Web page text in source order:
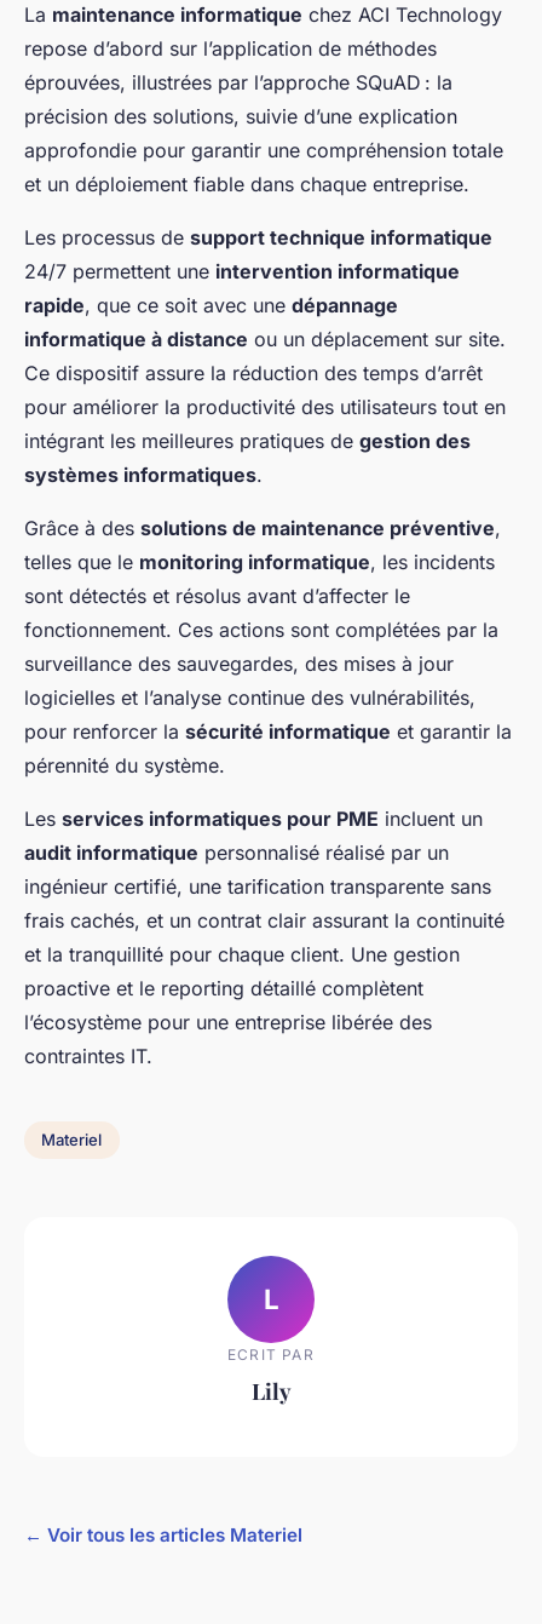
La maintenance informatique chez ACI Technology
repose d’abord sur l’application de méthodes
éprouvées, illustrées par l’approche SQuAD : la
précision des solutions, suivie d’une explication
approfondie pour garantir une compréhension totale
et un déploiement fiable dans chaque entreprise.
Les processus de support technique informatique
24/7 permettent une intervention informatique
rapide, que ce soit avec une dépannage
informatique à distance ou un déplacement sur site.
Ce dispositif assure la réduction des temps d’arrêt
pour améliorer la productivité des utilisateurs tout en
intégrant les meilleures pratiques de gestion des
systèmes informatiques.
Grâce à des solutions de maintenance préventive,
telles que le monitoring informatique, les incidents
sont détectés et résolus avant d’affecter le
fonctionnement. Ces actions sont complétées par la
surveillance des sauvegardes, des mises à jour
logicielles et l’analyse continue des vulnérabilités,
pour renforcer la sécurité informatique et garantir la
pérennité du système.
Les services informatiques pour PME incluent un
audit informatique personnalisé réalisé par un
ingénieur certifié, une tarification transparente sans
frais cachés, et un contrat clair assurant la continuité
et la tranquillité pour chaque client. Une gestion
proactive et le reporting détaillé complètent
l’écosystème pour une entreprise libérée des
contraintes IT.
Materiel
L
ECRIT PAR
Lily
← Voir tous les articles Materiel